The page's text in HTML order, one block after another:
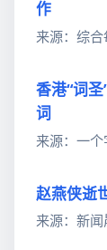
作
来源：综
香港“词
词
来源：一
赵燕侠逝
来源：新闻